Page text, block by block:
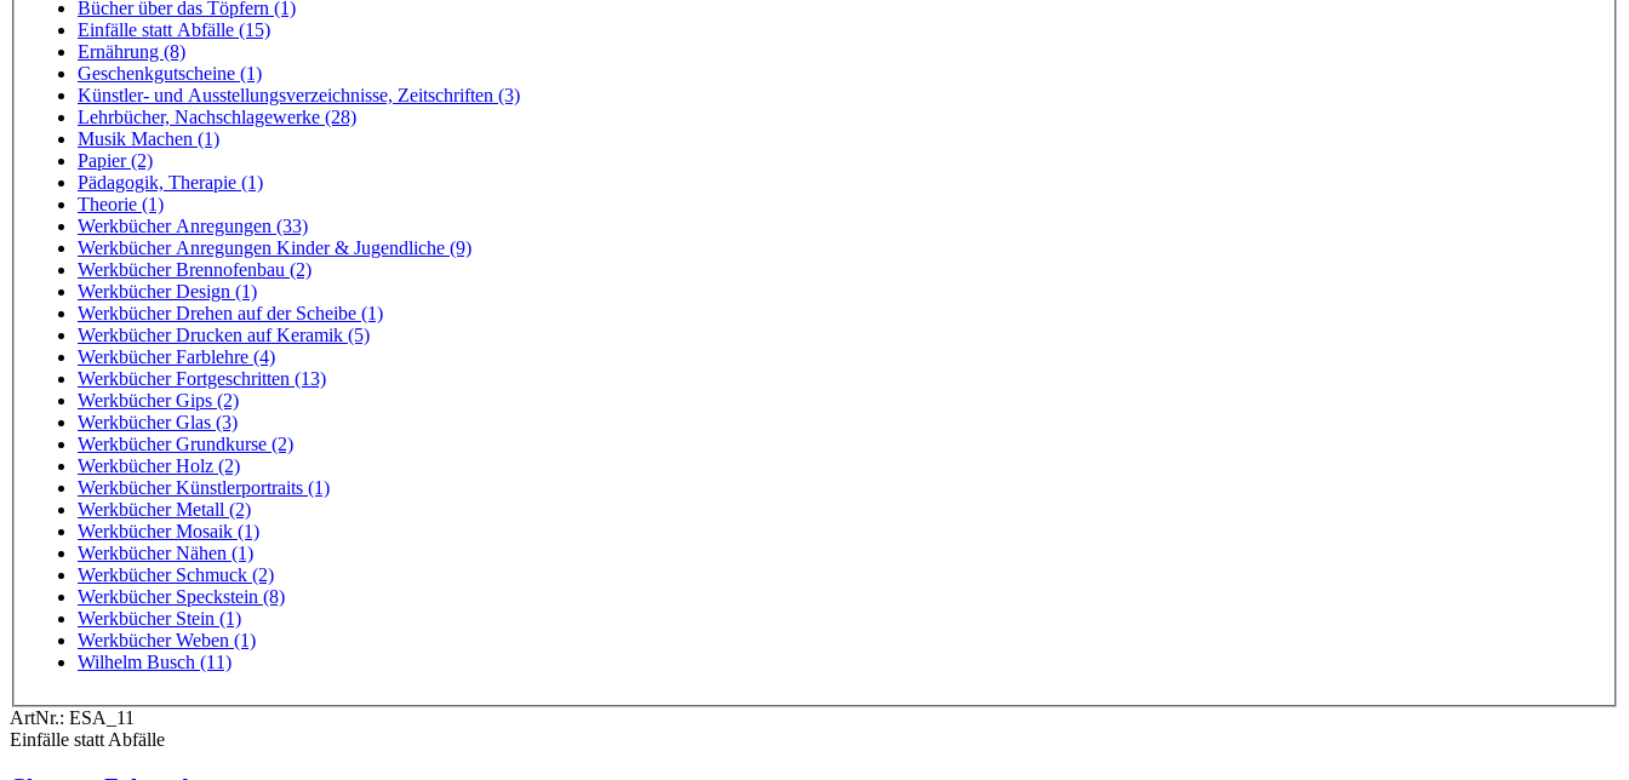
Bücher über das Töpfern (1)
Einfälle statt Abfälle (15)
Ernährung (8)
Geschenkgutscheine (1)
Künstler- und Ausstellungsverzeichnisse, Zeitschriften (3)
Lehrbücher, Nachschlagewerke (28)
Musik Machen (1)
Papier (2)
Pädagogik, Therapie (1)
Theorie (1)
Werkbücher Anregungen (33)
Werkbücher Anregungen Kinder & Jugendliche (9)
Werkbücher Brennofenbau (2)
Werkbücher Design (1)
Werkbücher Drehen auf der Scheibe (1)
Werkbücher Drucken auf Keramik (5)
Werkbücher Farblehre (4)
Werkbücher Fortgeschritten (13)
Werkbücher Gips (2)
Werkbücher Glas (3)
Werkbücher Grundkurse (2)
Werkbücher Holz (2)
Werkbücher Künstlerportraits (1)
Werkbücher Metall (2)
Werkbücher Mosaik (1)
Werkbücher Nähen (1)
Werkbücher Schmuck (2)
Werkbücher Speckstein (8)
Werkbücher Stein (1)
Werkbücher Weben (1)
Wilhelm Busch (11)
ArtNr.: ESA_11
Einfälle statt Abfälle